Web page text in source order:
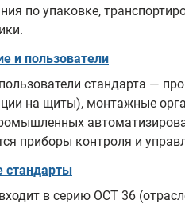
по упаковке,
и пользователи
стандарта —
на щиты), монтажные
приборы контроля и
стандарты
в серию ОСТ 36